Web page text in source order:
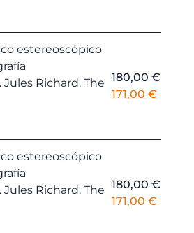
era:
es:
estereoscópico
Richard. The 180,00€
El
era:
171,00 €
es:
estereoscópico
Richard. The 180,00€
El
171,00 €